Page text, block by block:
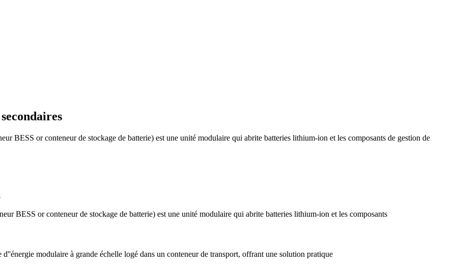
BESS or conteneur de stockage de batterie) est une unité modulaire qui abrite batteries lithium-ion et les composants de gestion de
BESS or conteneur de stockage de batterie) est une unité modulaire qui abrite batteries lithium-ion et les composants
modulaire à grande échelle logé dans un conteneur de transport, offrant une solution pratique